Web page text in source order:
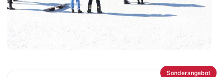
Sonderangebot